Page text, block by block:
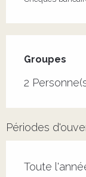
Groupes
Groupes
2
Périodes
Toute